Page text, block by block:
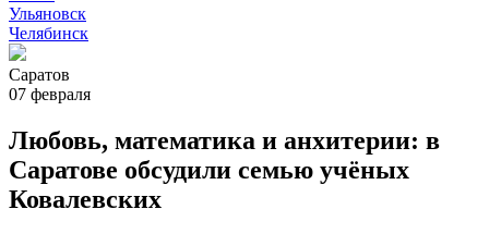
Ульяновск
Челябинск
Саратов
07 февраля
Любовь, математика и анхитерии: в
Саратове обсудили семью учёных
Ковалевских